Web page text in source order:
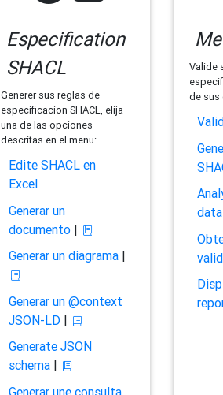
Especification
SHACL
Generer sus reglas de
especificacion SHACL, elija
una de las opciones
descritas en el menu:
Edite SHACL en
Excel
Generar un
documento|
Generar un diagrama|
Generar un @context
JSON-LD|
Generate JSON
schema|
Valide
de sus